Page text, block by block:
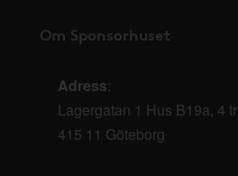
Om Sponsorhuset
Adress:
Lagergatan 1 Hus B19a, 4 tr
415 11 Göteborg